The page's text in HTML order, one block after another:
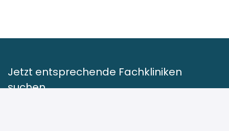
Jetzt entsprechende Fachkliniken
suchen.